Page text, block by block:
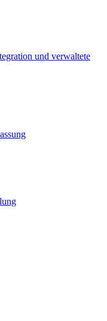
und verwaltete